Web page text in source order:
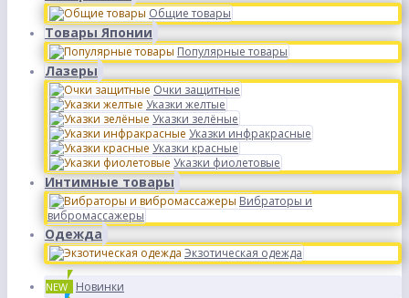
Общие товары
Товары Японии
Популярные товары
Лазеры
Очки защитные
Указки желтые
Указки зелёные
Указки инфракрасные
Указки красные
Указки фиолетовые
Интимные товары
Вибраторы и
вибромассажеры
Одежда
Экзотическая одежда
NEW Новинки